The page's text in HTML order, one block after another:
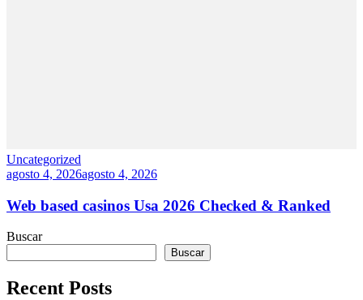
Uncategorized
agosto 4, 2026agosto 4, 2026
Web based casinos Usa 2026 Checked & Ranked
Buscar
Buscar
Recent Posts